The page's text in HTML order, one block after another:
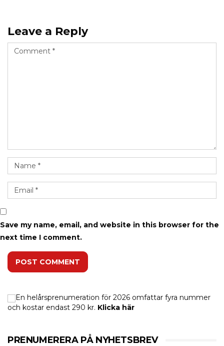
Leave a Reply
Save my name, email, and website in this browser for the
next time I comment.
POST COMMENT
En helårsprenumeration för 2026 omfattar fyra nummer
och kostar endast 290 kr. Klicka här
PRENUMERERA PÅ NYHETSBREV